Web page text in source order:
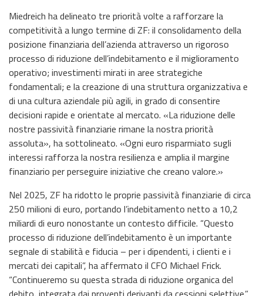
Miedreich ha delineato tre priorità volte a rafforzare la
competitività a lungo termine di ZF: il consolidamento della
posizione finanziaria dell’azienda attraverso un rigoroso
processo di riduzione dell’indebitamento e il miglioramento
operativo; investimenti mirati in aree strategiche
fondamentali; e la creazione di una struttura organizzativa e
di una cultura aziendale più agili, in grado di consentire
decisioni rapide e orientate al mercato. «La riduzione delle
nostre passività finanziarie rimane la nostra priorità
assoluta», ha sottolineato. «Ogni euro risparmiato sugli
interessi rafforza la nostra resilienza e amplia il margine
finanziario per perseguire iniziative che creano valore.»
Nel 2025, ZF ha ridotto le proprie passività finanziarie di circa
250 milioni di euro, portando l’indebitamento netto a 10,2
miliardi di euro nonostante un contesto difficile. “Questo
processo di riduzione dell’indebitamento è un importante
segnale di stabilità e fiducia – per i dipendenti, i clienti e i
mercati dei capitali”, ha affermato il CFO Michael Frick.
“Continueremo su questa strada di riduzione organica del